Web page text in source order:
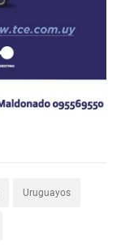
Uruguayos